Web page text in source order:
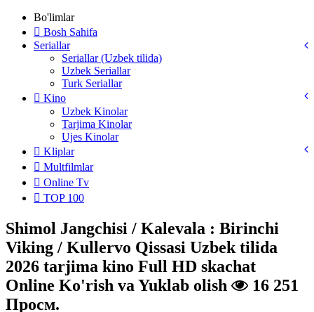
Bo'limlar
Bosh Sahifa
Seriallar
Seriallar (Uzbek tilida)
Uzbek Seriallar
Turk Seriallar
Kino
Uzbek Kinolar
Tarjima Kinolar
Ujes Kinolar
Kliplar
Multfilmlar
Online Tv
TOP 100
Shimol Jangchisi / Kalevala : Birinchi
Viking / Kullervo Qissasi Uzbek tilida
2026 tarjima kino Full HD skachat
Online Ko'rish va Yuklab olish
16 251
Просм.